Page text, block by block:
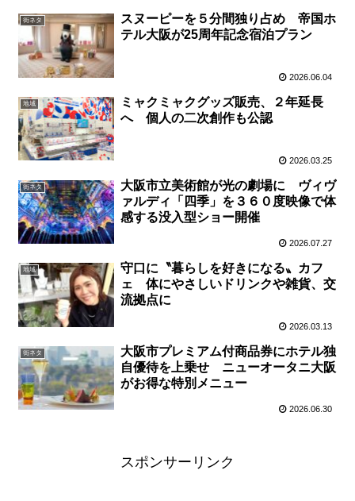
街ネタ
スヌーピーを５分間独り占め 帝国ホ
テル大阪が25周年記念宿泊プラン
2026.06.04
地域
ミャクミャクグッズ販売、２年延長
へ 個人の二次創作も公認
2026.03.25
街ネタ
大阪市立美術館が光の劇場に ヴィヴ
ァルディ「四季」を３６０度映像で体
感する没入型ショー開催
2026.07.27
地域
守口に〝暮らしを好きになる〟カフ
ェ 体にやさしいドリンクや雑貨、交
流拠点に
2026.03.13
街ネタ
大阪市プレミアム付商品券にホテル独
自優待を上乗せ ニューオータニ大阪
がお得な特別メニュー
2026.06.30
スポンサーリンク